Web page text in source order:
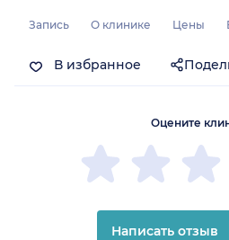
Запись О клинике Цены
В избранное
Оцените
Написать отзыв